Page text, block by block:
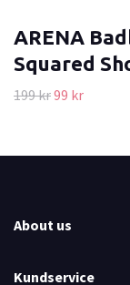
ARENA
Squared
199 kr99 kr
About us
Kundservice